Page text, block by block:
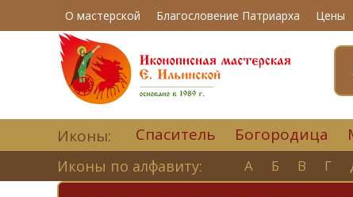
О мастерской Благословение Патриарха Цены
Иконы: Спаситель Богородица
Иконы по алфавиту: А Б В Г